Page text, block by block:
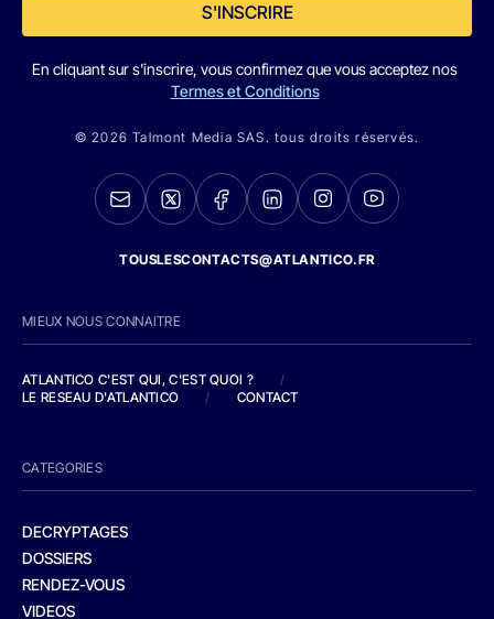
S'INSCRIRE
En cliquant sur s'inscrire, vous confirmez que vous acceptez nos
Termes et Conditions
© 2026 Talmont Media SAS. tous droits réservés.
TOUSLESCONTACTS@ATLANTICO.FR
MIEUX NOUS CONNAITRE
ATLANTICO C'EST QUI, C'EST QUOI ?
/
LE RESEAU D'ATLANTICO
/ CONTACT
CATEGORIES
DECRYPTAGES
DOSSIERS
RENDEZ-VOUS
VIDEOS